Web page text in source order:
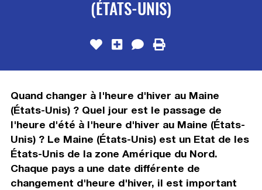
(ÉTATS-UNIS)
Quand changer à l'heure d'hiver au Maine
(États-Unis) ? Quel jour est le passage de
l'heure d'été à l'heure d'hiver au Maine (États-
Unis) ? Le Maine (États-Unis) est un Etat de les
États-Unis de la zone Amérique du Nord.
Chaque pays a une date différente de
changement d'heure d'hiver, il est important